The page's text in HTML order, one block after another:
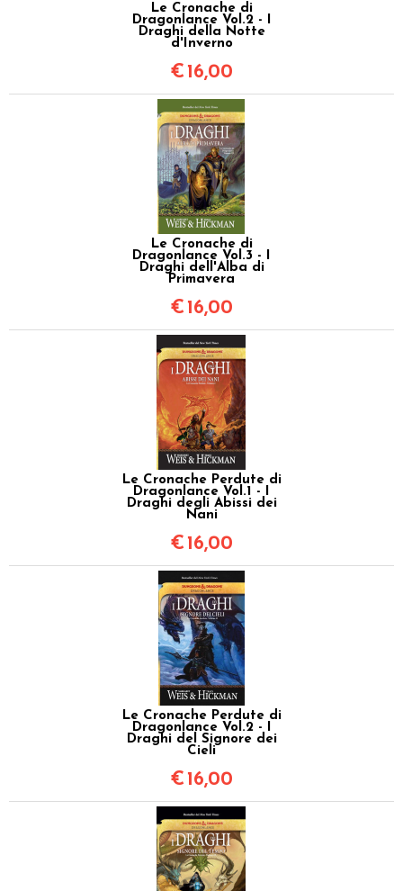
Le Cronache di
Dragonlance Vol.2 - I
Draghi della Notte
d'Inverno
€ 16,00
Le Cronache di
Dragonlance Vol.3 - I
Draghi dell'Alba di
Primavera
€ 16,00
Le Cronache Perdute di
Dragonlance Vol.1 - I
Draghi degli Abissi dei
Nani
€ 16,00
Le Cronache Perdute di
Dragonlance Vol.2 - I
Draghi del Signore dei
Cieli
€ 16,00